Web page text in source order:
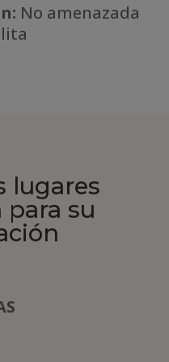
No amenazada
lugares
para su